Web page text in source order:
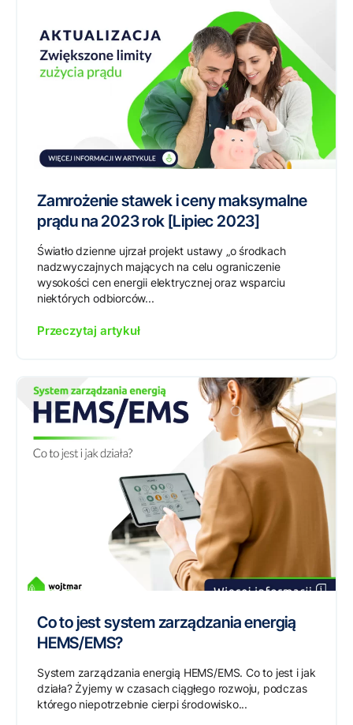
Zamrożenie stawek i ceny maksymalne
prądu na 2023 rok [Lipiec 2023]
Światło dzienne ujrzał projekt ustawy „o środkach
nadzwyczajnych mających na celu ograniczenie
wysokości cen energii elektrycznej oraz wsparciu
niektórych odbiorców...
Przeczytaj artykuł
Co to jest system zarządzania energią
HEMS/EMS?
System zarządzania energią HEMS/EMS. Co to jest i jak
działa? Żyjemy w czasach ciągłego rozwoju, podczas
którego niepotrzebnie cierpi środowisko...